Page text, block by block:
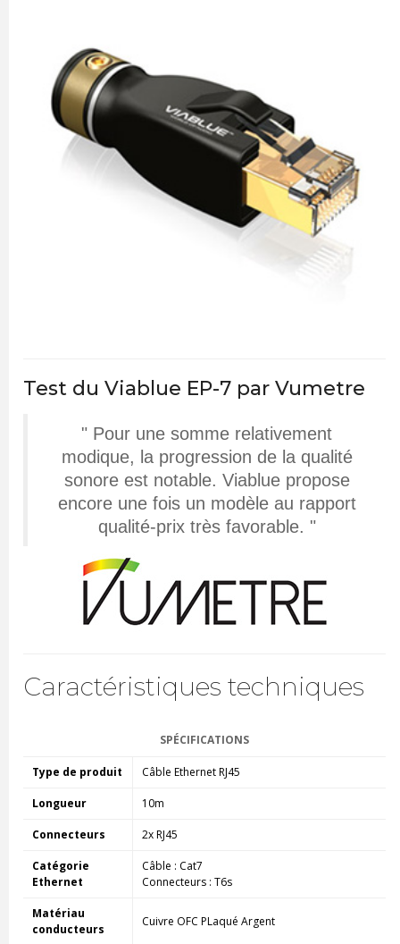
Test du Viablue EP-7 par Vumetre
" Pour une somme relativement
modique, la progression de la qualité
sonore est notable. Viablue propose
encore une fois un modèle au rapport
qualité-prix très favorable. "
Caractéristiques techniques
SPÉCIFICATIONS
Type de produit Câble Ethernet RJ45
Longueur 10m
Connecteurs 2x RJ45
Catégorie
Ethernet
Câble : Cat7
Connecteurs : T6s
Matériau
conducteurs
Cuivre OFC PLaqué Argent